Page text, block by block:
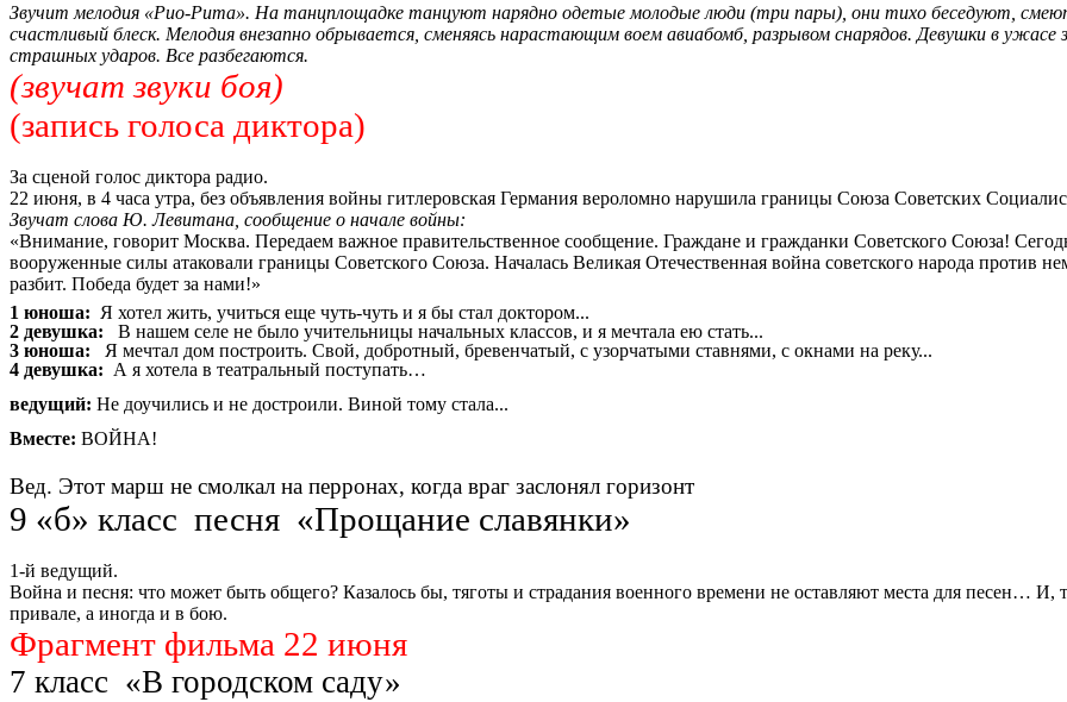
Звучит мелодия «Рио-Рита». На танцплощадке танцуют нарядно одетые молодые люди (три пары), они тихо беседуют,
счастливый блеск. Мелодия внезапно обрывается, сменяясь нарастающим воем авиабомб, разрывом снарядов. Девушки в
страшных ударов. Все разбегаются.
(звучат звуки боя)
(запись голоса диктора)
За сценой голос диктора радио.
22 июня, в 4 часа утра, без объявления войны гитлеровская Германия вероломно нарушила границы Союза Советских
Звучат слова Ю. Левитана, сообщение о начале войны:
«Внимание, говорит Москва. Передаем важное правительственное сообщение. Граждане и гражданки Советского Союза!
вооруженные силы атаковали границы Советского Союза. Началась Великая Отечественная война советского народа против
разбит. Победа будет за нами!»
1 юноша: Я хотел жить, учиться еще чуть-чуть и я бы стал доктором...
2 девушка: В нашем селе не было учительницы начальных классов, и я мечтала ею стать...
3 юноша: Я мечтал дом построить. Свой, добротный, бревенчатый, с узорчатыми ставнями, с окнами на реку...
4 девушка: А я хотела в театральный поступать…
ведущий: Не доучились и не достроили. Виной тому стала...
Вместе: ВОЙНА!
Вед. Этот марш не смолкал на перронах, когда враг заслонял горизонт
9 «б» класс песня «Прощание славянки»
1-й ведущий.
Война и песня: что может быть общего? Казалось бы, тяготы и страдания военного времени не оставляют места для песен… И,
привале, а иногда и в бою.
Фрагмент фильма 22 июня
7 класс «В городском саду»